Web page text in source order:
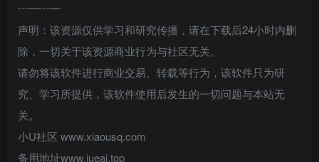
┅━┅━
声明：该资源仅供学习和研究传播，请在下载后24小时内删
除，一切关于该资源商业行为与社区无关。
请勿将该软件进行商业交易、转载等行为，该软件只为研
究、学习所提供，该软件使用后发生的一切问题与本站无
关。
小U社区 www.xiaousq.com
备用地址www.jueai.top